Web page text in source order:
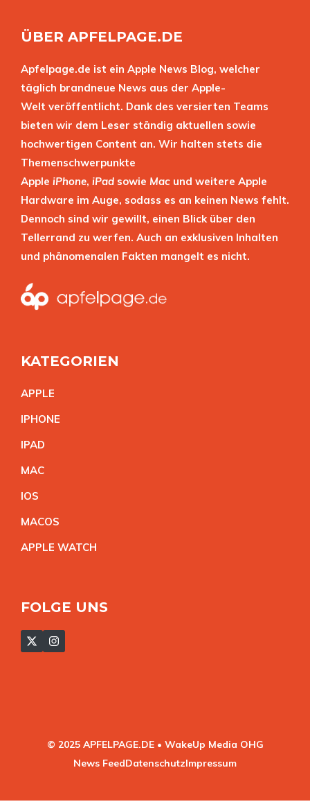
ÜBER APFELPAGE.DE
Apfelpage.de ist ein Apple News Blog, welcher
täglich brandneue News aus der Apple-
Welt veröffentlicht. Dank des versierten Teams
bieten wir dem Leser ständig aktuellen sowie
hochwertigen Content an. Wir halten stets die
Themenschwerpunkte
Apple iPhone, iPad sowie Mac und weitere Apple
Hardware im Auge, sodass es an keinen News fehlt.
Dennoch sind wir gewillt, einen Blick über den
Tellerrand zu werfen. Auch an exklusiven Inhalten
und phänomenalen Fakten mangelt es nicht.
KATEGORIEN
APPLE
IPHONE
IPAD
MAC
IOS
MACOS
APPLE WATCH
FOLGE UNS
© 2025 APFELPAGE.DE • WakeUp Media OHG
News FeedDatenschutzImpressum